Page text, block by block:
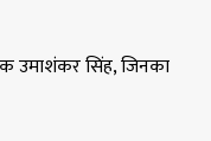
उमाशंकर सिंह, जिनका